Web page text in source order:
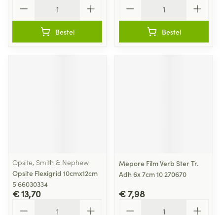
Bestel Bestel
Opsite, Smith & Nephew
Opsite Flexigrid 10cmx12cm
5 66030334
€ 13,70
Mepore Film Verb Ster Tr.
Adh 6x 7cm 10 270670
€ 7,98